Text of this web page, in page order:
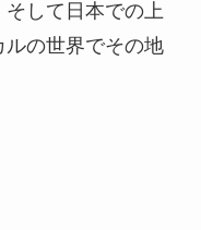
して日本での上
の世界でその地